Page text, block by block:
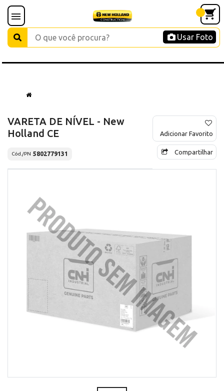
Usar Foto
VARETA DE NÍVEL - New
Holland CE
Cód./PN 5802779131
Adicionar Favorito
Compartilhar